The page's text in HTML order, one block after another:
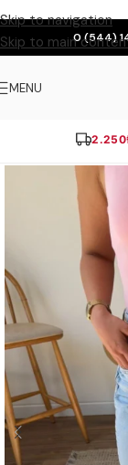
Skip to navigation
Skip to main0 (544)
MENU